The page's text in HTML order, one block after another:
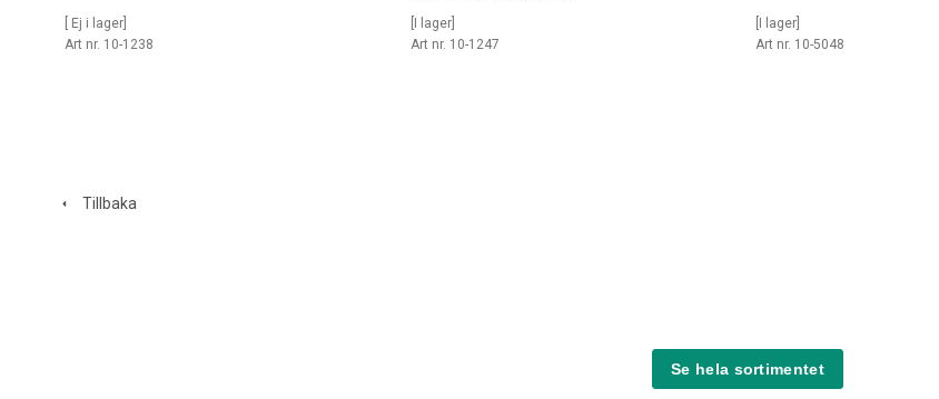
[ Ej i lager]
Art nr. 10-1238
[I lager]
Art nr. 10-1247
[I lager]
Art nr. 10-5048
Tillbaka
Se hela sortimentet